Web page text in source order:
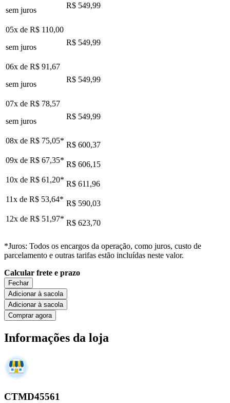
sem juros
R$ 549,99
05x de R$ 110,00
sem juros
R$ 549,99
06x de R$ 91,67
sem juros
R$ 549,99
07x de R$ 78,57
sem juros
R$ 549,99
08x de R$ 75,05* R$ 600,37
09x de R$ 67,35* R$ 606,15
10x de R$ 61,20* R$ 611,96
11x de R$ 53,64* R$ 590,03
12x de R$ 51,97* R$ 623,70
*Juros: Todos os encargos da operação, como juros, custo de
parcelamento e outras tarifas estão incluídas neste valor.
Calcular frete e prazo
Fechar
Adicionar à sacola
Adicionar à sacola
Comprar agora
Informações da loja
CTMD45561